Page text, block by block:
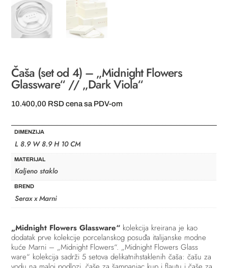
Čaša (set od 4) – „Midnight Flowers
Glassware“ // „Dark Viola“
10.400,00 RSD cena sa PDV-om
DIMENZIJA
L 8.9 W 8.9 H 10 CM
MATERIJAL
Kaljeno staklo
BREND
Serax x Marni
„Midnight Flowers Glassware“ kolekcija kreirana je kao
dodatak prve kolekcije porcelanskog posuđa italijanske modne
kuće Marni – „Midnight Flowers“. „Midnight Flowers Glass
ware“ kolekcija sadrži 5 setova delikatnihstaklenih čaša: čašu za